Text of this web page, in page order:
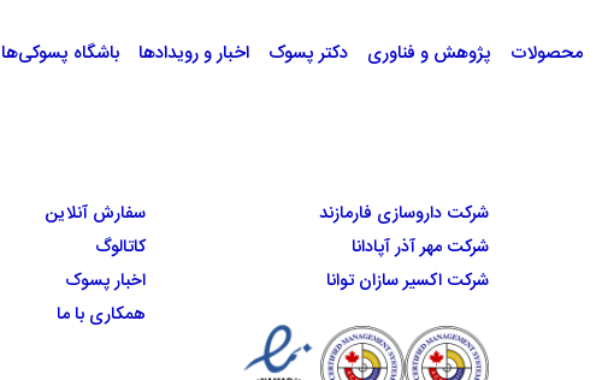
محصولات پژوهش و فناوری دکتر پسوک اخبار و رویدادها باشگاه پسوکی‌ها
شرکت داروسازی فارمازند
شرکت مهر آذر آپادانا
شرکت اکسیر سازان توانا
سفارش آنلاین
کاتالوگ
اخبار پسوک
همکاری با ما